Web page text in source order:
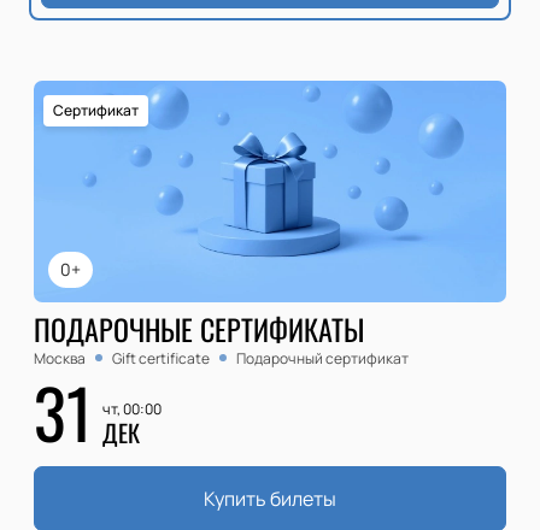
0+
Сертификат
ПОДАРОЧНЫЕ СЕРТИФИКАТЫ
Москва Gift certificate Подарочный сертификат
31 чт, 00:00
ДЕК
Купить билеты